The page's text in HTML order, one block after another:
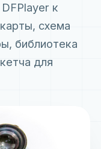
к
схема
библиотека
для